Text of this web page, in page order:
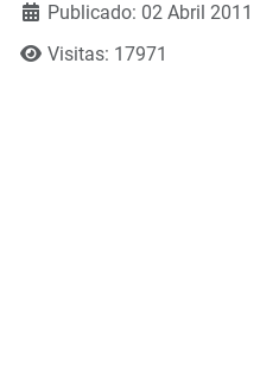
Publicado: 02 Abril 2011
Visitas: 17971